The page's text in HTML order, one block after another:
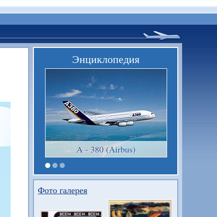
Энциклопедия
A - 380 (Airbus)
Фото галерея